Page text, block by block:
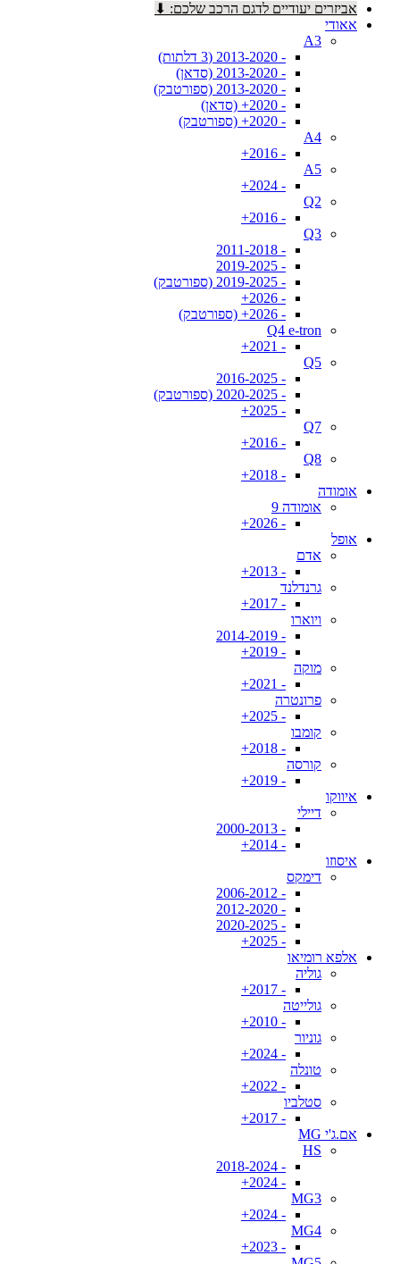
אביזרים יעודיים לדגם הרכב שלכם: ⬇
אאודי
A3
- 2013-2020 (3 דלתות)
- 2013-2020 (סדאן)
- 2013-2020 (ספורטבק)
- 2020+ (סדאן)
- 2020+ (ספורטבק)
A4
- 2016+
A5
- 2024+
Q2
- 2016+
Q3
- 2011-2018
- 2019-2025
- 2019-2025 (ספורטבק)
- 2026+
- 2026+ (ספורטבק)
Q4 e-tron
- 2021+
Q5
- 2016-2025
- 2020-2025 (ספורטבק)
- 2025+
Q7
- 2016+
Q8
- 2018+
אומודה
אומודה 9
- 2026+
אופל
אדם
- 2013+
גרנדלנד
- 2017+
ויוארו
- 2014-2019
- 2019+
מוקה
- 2021+
פרונטרה
- 2025+
קומבו
- 2018+
קורסה
- 2019+
איווקו
דיילי
- 2000-2013
- 2014+
איסוזו
דימקס
- 2006-2012
- 2012-2020
- 2020-2025
- 2025+
אלפא רומיאו
גוליה
- 2017+
גולייטה
- 2010+
גוניור
- 2024+
טונלה
- 2022+
סטלביו
- 2017+
אם.ג'י MG
HS
- 2018-2024
- 2024+
MG3
- 2024+
MG4
- 2023+